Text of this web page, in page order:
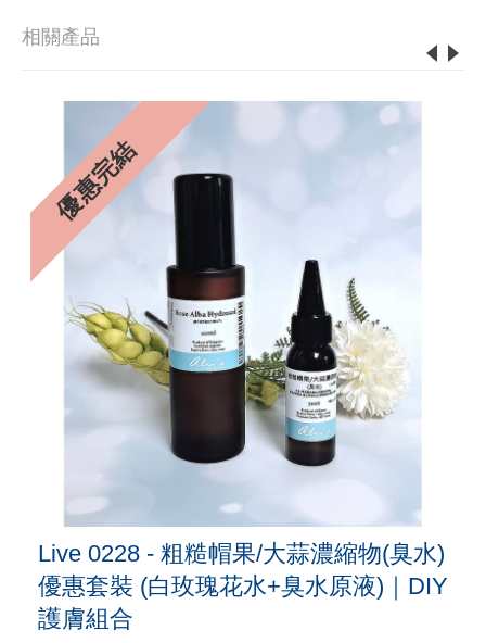
相關產品
優惠完結
Live 0228 - 粗糙帽果/大蒜濃縮物(臭水)
優惠套裝 (白玫瑰花水+臭水原液)｜DIY
護膚組合